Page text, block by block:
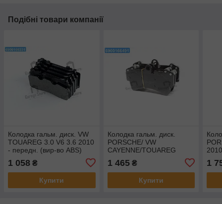
Подібні товари компанії
Колодка гальм. диск. VW
TOUAREG 3.0 V6 3.6 2010
- передн. (вир-во ABS)
1 058 ₴
Купити
Колодка гальм. диск.
PORSCHE/ VW
CAYENNE/TOUAREG
37391
1 465₴
Купити
1